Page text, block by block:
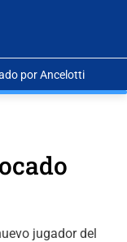
por Ancelotti
jugador del